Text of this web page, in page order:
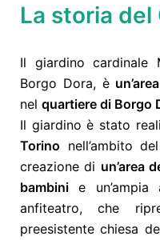
La storia del
Il giardino cardinale
Borgo Dora, è
nel quartiere di Borgo
Il giardino è stato
Torino nell’ambito
creazione di un’area
bambini e
anfiteatro, che
preesistente chiesa